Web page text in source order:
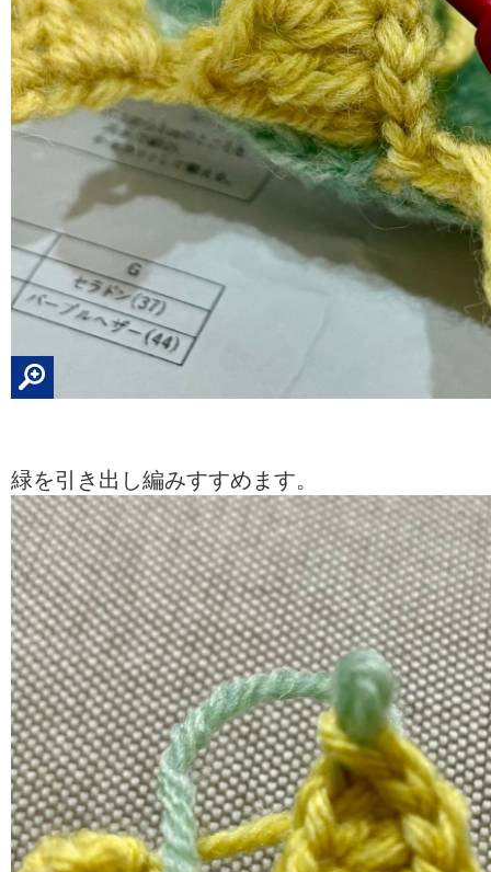
緑を引き出し編みすすめます。